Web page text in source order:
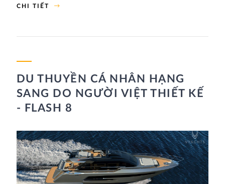
CHI TIẾT
DU THUYỀN CÁ NHÂN HẠNG
SANG DO NGƯỜI VIỆT THIẾT KẾ
- FLASH 8